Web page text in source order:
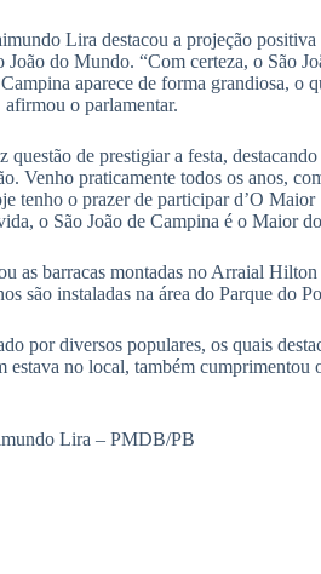
Lira destacou a projeção
João do Mundo. “Com certeza, o São
aparece de forma grandiosa, o
o parlamentar.
de prestigiar a festa,
Venho praticamente todos os anos,
tenho o prazer de participar d’O
o São João de Campina é o Maior
as barracas montadas no Arraial
são instaladas na área do Parque do
por diversos populares, os quais
estava no local, também cumprimentou
Lira – PMDB/PB